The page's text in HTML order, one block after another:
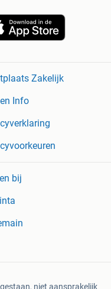
Zakelijk
Info
bij
niet aansprakelijk